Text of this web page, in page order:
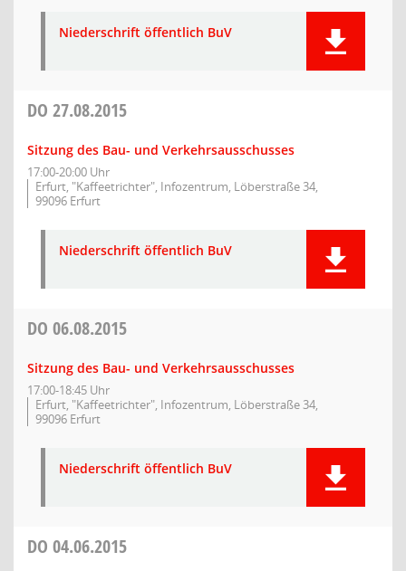
Niederschrift öffentlich BuV
DO 27.08.2015
Sitzung des Bau- und Verkehrsausschusses
17:00-20:00 Uhr
Erfurt, "Kaffeetrichter", Infozentrum, Löberstraße 34,
99096 Erfurt
Niederschrift öffentlich BuV
DO 06.08.2015
Sitzung des Bau- und Verkehrsausschusses
17:00-18:45 Uhr
Erfurt, "Kaffeetrichter", Infozentrum, Löberstraße 34,
99096 Erfurt
Niederschrift öffentlich BuV
DO 04.06.2015